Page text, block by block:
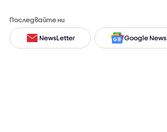
Последвайте ни
NewsLetter Google News